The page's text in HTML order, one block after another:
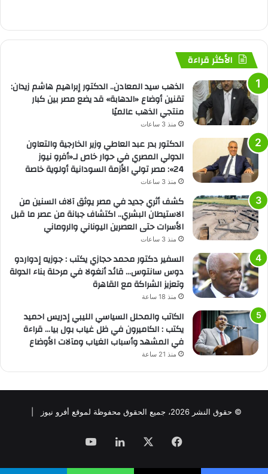
الأكثر قراءة
الذهب سيد المعادن.. الدكتور إبراهيم هاشم زيدان:
تقنين أوضاع «الدهابة» قد يضع مصر بين كبار
منتجي الذهب عالميًا
منذ 3 ساعات
الدكتور بدر عبد العاطي وزير الخارجية والتعاون
الدولي المصري في حوار خاص لـ«أفرو نيوز
24»: مصر تولي الأزمة السودانية أولوية خاصة
منذ 3 ساعات
كشف أثري جديد في مصر يوثق آلاف السنين من
الاستيطان البشري.. اكتشاف جبانة من عصر ما قبل
الأسرات حتى العصرين اليوناني والروماني
منذ 3 ساعات
السفير دكتور محمد حجازي يكتب : جوزيه إدواردو
دوس سانتوس… قائد أنغولا في مرحلة بناء الدولة
وتعزيز الشراكة مع القاهرة
منذ 18 ساعة
الكاتب والمحلل السياسي الليبي إدريس احميد
يكتب : الكاميرون في ظل غياب بول بيا… قراءة
في المشهد وأسباب الغياب ومآلات الأوضاع
منذ 21 ساعة
© حقوق النشر 2026، جميع الحقوق محفوظة لموقع أفرو نيوز |
فيسبوك لينكدإن